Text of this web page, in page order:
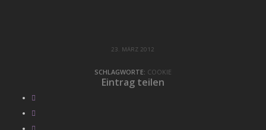
23. MÄRZ 2012
SCHLAGWORTE: COOKIE
Eintrag teilen